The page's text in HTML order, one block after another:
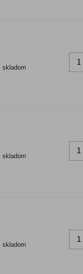
skladom
skladom
skladom